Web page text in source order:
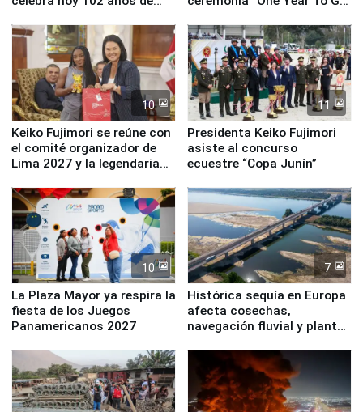
10
Keiko Fujimori se reúne con
el comité organizador de
Lima 2027 y la legendaria
11
Presidenta Keiko Fujimori
asiste al concurso
ecuestre “Copa Junín”
10
La Plaza Mayor ya respira la
fiesta de los Juegos
Panamericanos 2027
7
Histórica sequía en Europa
afecta cosechas,
navegación fluvial y plantas